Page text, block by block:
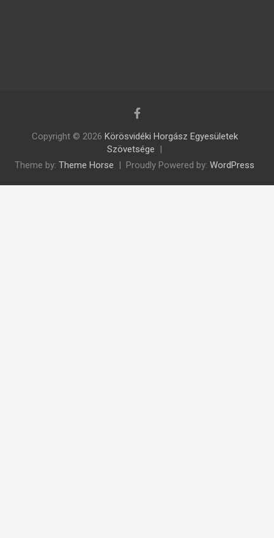
Copyright © 2026 Körösvidéki Horgász Egyesületek
Szövetsége
Theme by: Theme Horse Proudly Powered by: WordPress